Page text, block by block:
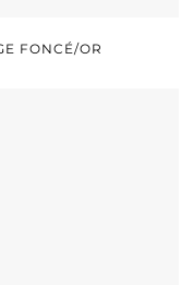
FONCÉ/OR